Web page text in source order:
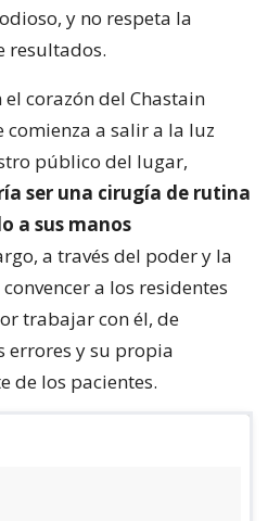
y no respeta la
resultados.
corazón del Chastain
a salir a la luz
público del lugar,
ser una cirugía de rutina
a sus manos
a través del poder y la
a los residentes
trabajar con él, de
errores y su propia
de los pacientes.